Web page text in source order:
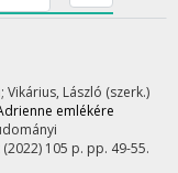
Vikárius, László (szerk.)
emlékére
(2022) 105 p. pp. 49-55.